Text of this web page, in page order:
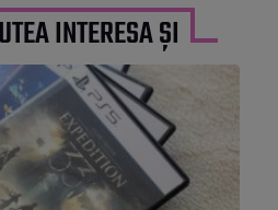
INTERESA ȘI